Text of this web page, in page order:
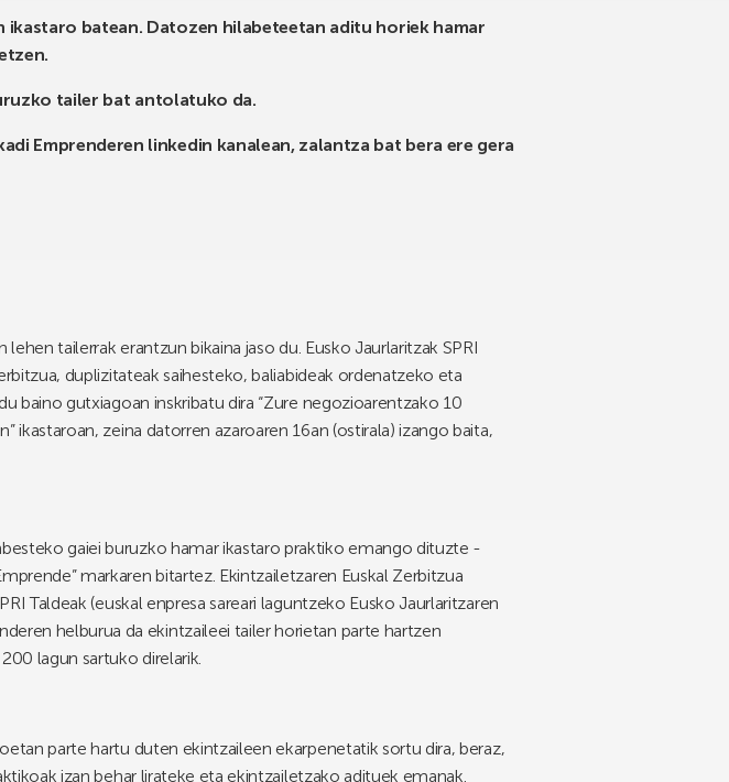
batean. Datozen hilabeteetan aditu horiek hamar
tailer bat antolatuko da.
Emprenderen linkedin kanalean, zalantza bat bera ere gera
tailerrak erantzun bikaina jaso du. Eusko Jaurlaritzak SPRI
duplizitateak saihesteko, baliabideak ordenatzeko eta
baino gutxiagoan inskribatu dira “Zure negozioarentzako 10
ikastaroan, zeina datorren azaroaren 16an (ostirala) izango baita,
gaiei buruzko hamar ikastaro praktiko emango dituzte -
markaren bitartez. Ekintzailetzaren Euskal Zerbitzua
Taldeak (euskal enpresa sareari laguntzeko Eusko Jaurlaritzaren
helburua da ekintzaileei tailer horietan parte hartzen
lagun sartuko direlarik.
parte hartu duten ekintzaileen ekarpenetatik sortu dira, beraz,
izan behar lirateke eta ekintzailetzako adituek emanak.